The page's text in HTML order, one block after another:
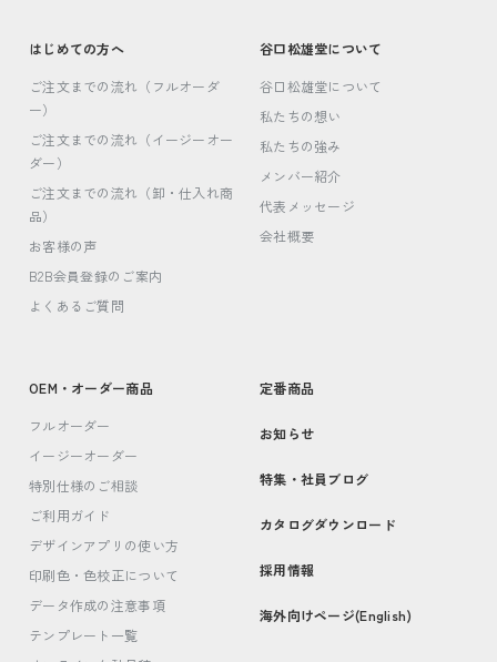
はじめての方へ
ご注文までの流れ（フルオーダ
ー）
ご注文までの流れ（イージーオー
ダー）
ご注文までの流れ（卸・仕入れ商
品）
お客様の声
B2B会員登録のご案内
よくあるご質問
谷口松雄堂について
谷口松雄堂について
私たちの想い
私たちの強み
メンバー紹介
代表メッセージ
会社概要
OEM・オーダー商品
フルオーダー
イージーオーダー
特別仕様のご相談
ご利用ガイド
デザインアプリの使い方
印刷色・色校正について
データ作成の注意事項
テンプレート一覧
定番商品
お知らせ
特集・社員ブログ
カタログダウンロード
採用情報
海外向けページ(English)